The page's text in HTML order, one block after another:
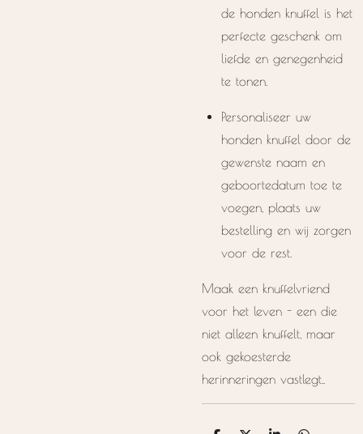
de honden knuffel is het
perfecte geschenk om
liefde en genegenheid
te tonen.
Personaliseer uw
honden knuffel door de
gewenste naam en
geboortedatum toe te
voegen, plaats uw
bestelling en wij zorgen
voor de rest.
Maak een knuffelvriend
voor het leven - een die
niet alleen knuffelt, maar
ook gekoesterde
herinneringen vastlegt..